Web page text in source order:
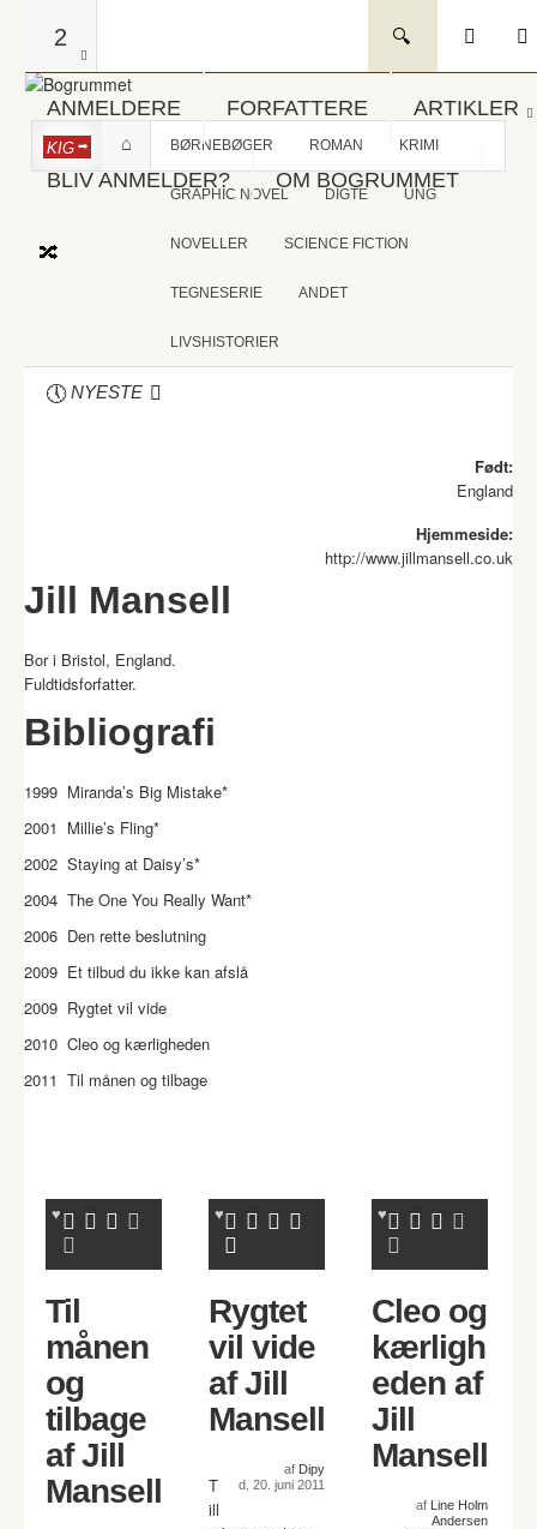
2
ANMELDERE FORFATTERE ARTIKLER
BLIV ANMELDER? OM BOGRUMMET
KIG BØRNEBØGER ROMAN KRIMI
GRAPHIC NOVEL DIGTE UNG
NOVELLER SCIENCE FICTION
TEGNESERIE ANDET
LIVSHISTORIER
NYESTE
Født:
England
Hjemmeside:
http://www.jillmansell.co.uk
Jill Mansell
Bor i Bristol, England.
Fuldtidsforfatter.
Bibliografi
1999 Miranda’s Big Mistake*
2001 Millie’s Fling*
2002 Staying at Daisy’s*
2004 The One You Really Want*
2006 Den rette beslutning
2009 Et tilbud du ikke kan afslå
2009 Rygtet vil vide
2010 Cleo og kærligheden
2011 Til månen og tilbage
Til
månen
og
tilbage
af Jill
Mansell
Rygtet
vil vide
af Jill
Mansell
af Dipy
d. 20. juni 2011
T
ill
Cleo og
kærligh
eden af
Jill
Mansell
af Line Holm
Andersen